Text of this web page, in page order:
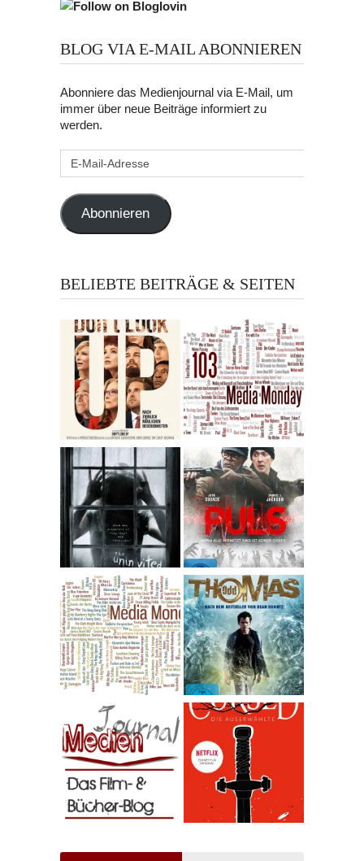
BLOG VIA E-MAIL ABONNIEREN
Abonniere das Medienjournal via E-Mail, um
immer über neue Beiträge informiert zu
werden.
Abonnieren
BELIEBTE BEITRÄGE & SEITEN